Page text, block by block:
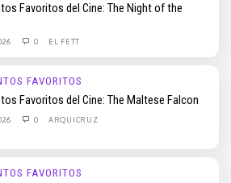
Favoritos del Cine: The Night of the
0 EL FETT
FAVORITOS
Favoritos del Cine: The Maltese Falcon
0 ARQUICRUZ
FAVORITOS